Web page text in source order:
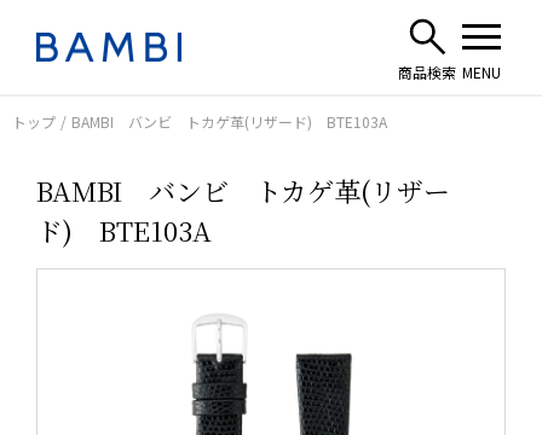
トップ BAMBI バンビ トカゲ革(リザード) BTE103A
BAMBI バンビ トカゲ革(リザー
ド) BTE103A